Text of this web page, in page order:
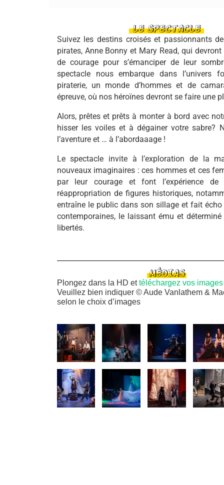
LE SPECTACLE
Suivez les destins croisés et passionnants
pirates, Anne Bonny et Mary Read, qui
de courage pour s’émanciper de leur
spectacle nous embarque dans l’univers
piraterie, un monde d’hommes et de
épreuve, où nos héroïnes devront se faire une
Alors, prêtes et prêts à monter à bord avec
hisser les voiles et à dégainer votre sabre?
l’aventure et … à l’abordaaage !
Le spectacle invite à l’exploration de la
nouveaux imaginaires : ces hommes et ces
par leur courage et font l’expérience
réappropriation de figures historiques,
entraîne le public dans son sillage et fait
contemporaines, le laissant ému et
libertés.
MÉDIAS
Plongez dans la HD ettéléchargez vos
Veuillez bien indiquer © Aude Vanlathem &
selon le choix d’images